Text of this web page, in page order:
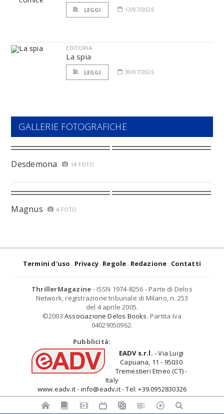
LEGGI 13/07/2026
EDITORIA
La spia
LEGGI 30/07/2026
GALLERIE FOTOGRAFICHE
Desdemona 14 FOTO
Magnus 4 FOTO
Termini d'uso Privacy Regole Redazione Contatti
ThrillerMagazine- ISSN 1974-8256 - Parte di Delos
Network, registrazione tribunale di Milano, n. 253
del 4 aprile 2005.
©2003 Associazione Delos Books. Partita Iva
04029050962.
Pubblicità:
EADV s.r.l. - Via Luigi
Capuana, 11 - 95030
Tremestieri Etneo (CT) -
Italy
www.eadv.it - info@eadv.it - Tel: +39.0952830326